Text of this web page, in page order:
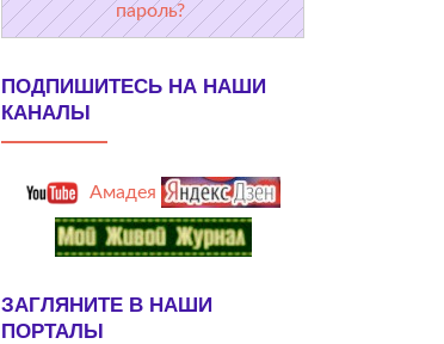
пароль?
ПОДПИШИТЕСЬ НА НАШИ
КАНАЛЫ
Амадея
ЗАГЛЯНИТЕ В НАШИ
ПОРТАЛЫ